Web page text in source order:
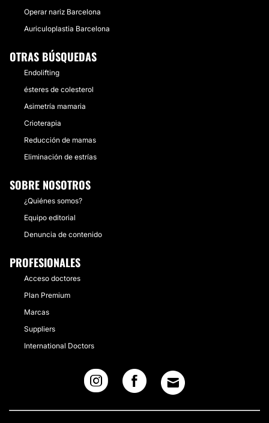
Operar nariz Barcelona
Auriculoplastia Barcelona
OTRAS BÚSQUEDAS
Endolifting
ésteres de colesterol
Asimetría mamaria
Crioterapia
Reducción de mamas
Eliminación de estrías
SOBRE NOSOTROS
¿Quiénes somos?
Equipo editorial
Denuncia de contenido
PROFESIONALES
Acceso doctores
Plan Premium
Marcas
Suppliers
International Doctors